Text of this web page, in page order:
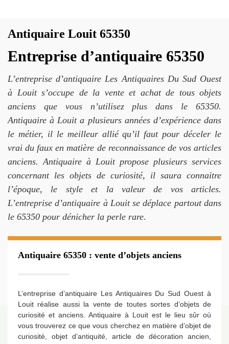
Antiquaire Louit 65350
Entreprise d’antiquaire 65350
L’entreprise d’antiquaire Les Antiquaires Du Sud Ouest
à Louit s’occupe de la vente et achat de tous objets
anciens que vous n’utilisez plus dans le 65350.
Antiquaire à Louit a plusieurs années d’expérience dans
le métier, il le meilleur allié qu’il faut pour déceler le
vrai du faux en matière de reconnaissance de vos articles
anciens. Antiquaire à Louit propose plusieurs services
concernant les objets de curiosité, il saura connaitre
l’époque, le style et la valeur de vos articles.
L’entreprise d’antiquaire à Louit se déplace partout dans
le 65350 pour dénicher la perle rare.
Antiquaire 65350 : vente d’objets anciens
L’entreprise d’antiquaire Les Antiquaires Du Sud Ouest à
Louit réalise aussi la vente de toutes sortes d’objets de
curiosité et anciens. Antiquaire à Louit est le lieu sûr où
vous trouverez ce que vous cherchez en matière d’objet de
curiosité, objet d’antiquité, article de décoration ancien,